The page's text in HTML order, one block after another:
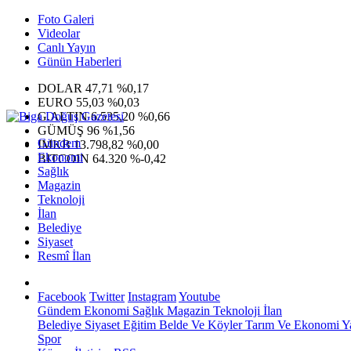
Foto Galeri
Videolar
Canlı Yayın
Günün Haberleri
DOLAR 47,71 %0,17
EURO 55,03 %0,03
G.ALTIN6.535,20 %0,66
GÜMÜŞ 96 %1,56
IMKB13.798,82 %0,00
BITCOIN 64.320 %-0,42
Gündem
Ekonomi
Sağlık
Magazin
Teknoloji
İlan
Belediye
Siyaset
Resmî İlan
Facebook Twitter InstagramYoutube
Gündem Ekonomi Sağlık Magazin Teknoloji İlan
Belediye Siyaset Eğitim Belde Ve KöylerTarım Ve Ekonomi
Spor